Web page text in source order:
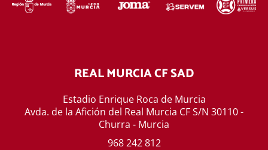
REAL MURCIA CF SAD
Estadio Enrique Roca de Murcia
Avda. de la Afición del Real Murcia CF S/N 30110 -
Churra - Murcia
968 242 812